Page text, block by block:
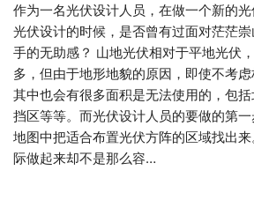
作为一名光伏设计人员，在做一个新的
光伏设计的时候，是否曾有过面对茫茫
手的无助感？ 山地光伏相对于平地光伏
多，但由于地形地貌的原因，即使不考虑
其中也会有很多面积是无法使用的，包
挡区等等。而光伏设计人员的要做的第
地图中把适合布置光伏方阵的区域找出
际做起来却不是那么容…